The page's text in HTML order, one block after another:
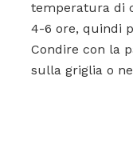
temperatura di
4-6 ore, quindi
Condire con la
sulla griglia o